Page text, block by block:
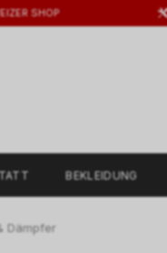
SHOP
BEKLEIDUNG
Dämpfer